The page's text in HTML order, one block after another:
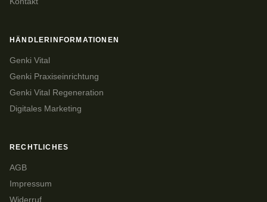
HÄNDLERINFORMATIONEN
Genki Vital
Genki Praxiseinrichtung
Genki Vital Regeneration
Digitales Marketing
RECHTLICHES
AGB
Impressum
Widerruf